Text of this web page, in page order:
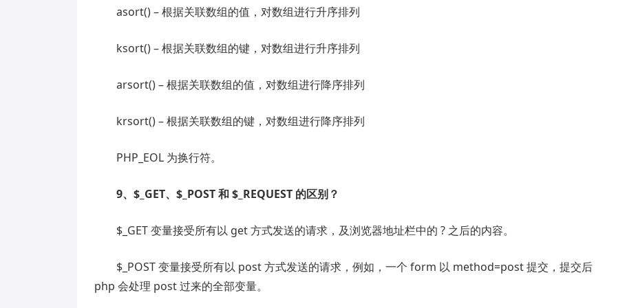
asort() – 根据关联数组的值，对数组进行升序排列
ksort() – 根据关联数组的键，对数组进行升序排列
arsort() – 根据关联数组的值，对数组进行降序排列
krsort() – 根据关联数组的键，对数组进行降序排列
PHP_EOL 为换行符。
9、$_GET、$_POST 和 $_REQUEST 的区别？
$_GET 变量接受所有以 get 方式发送的请求，及浏览器地址栏中的 ? 之后的内容。
$_POST 变量接受所有以 post 方式发送的请求，例如，一个 form 以 method=post 提交，提交后
php 会处理 post 过来的全部变量。